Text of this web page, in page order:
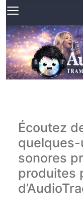
≡
Écoutez
sonores
produites